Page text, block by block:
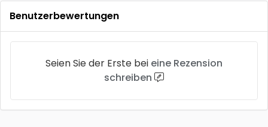
Benutzerbewertungen
Seien Sie der Erste bei eine Rezension
schreiben